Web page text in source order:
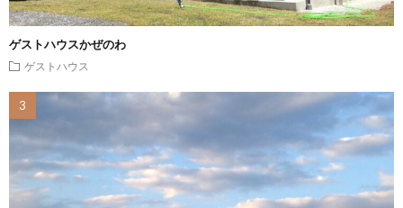
ゲストハウスかぜのわ
ゲストハウス